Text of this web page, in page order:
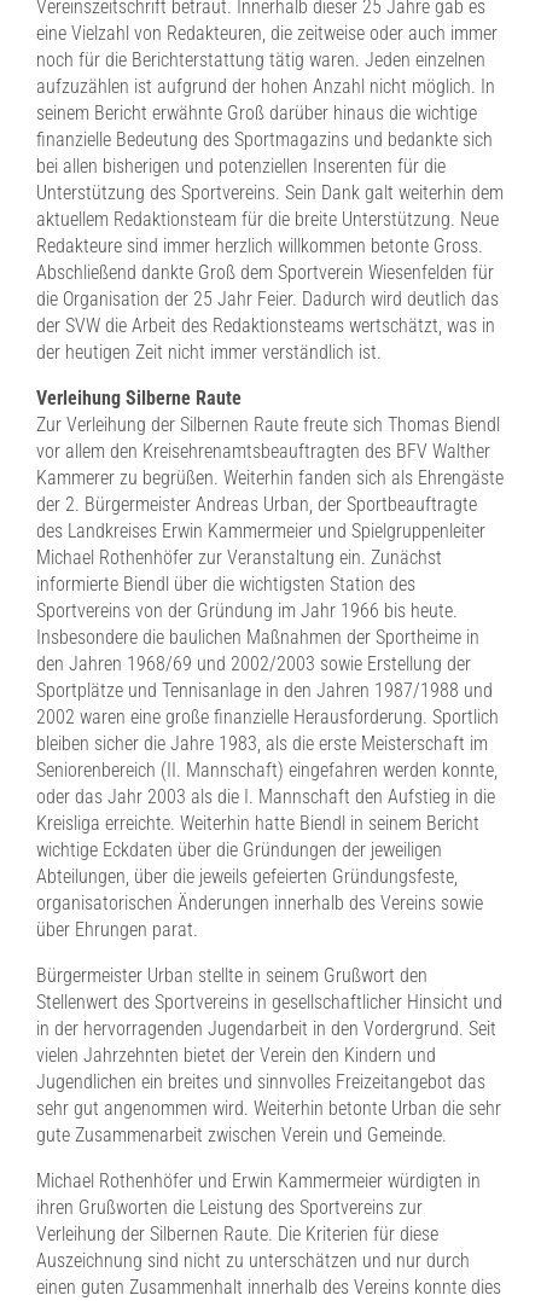
Vereinszeitschrift betraut. Innerhalb dieser 25 Jahre gab es
eine Vielzahl von Redakteuren, die zeitweise oder auch immer
noch für die Berichterstattung tätig waren. Jeden einzelnen
aufzuzählen ist aufgrund der hohen Anzahl nicht möglich. In
seinem Bericht erwähnte Groß darüber hinaus die wichtige
finanzielle Bedeutung des Sportmagazins und bedankte sich
bei allen bisherigen und potenziellen Inserenten für die
Unterstützung des Sportvereins. Sein Dank galt weiterhin dem
aktuellem Redaktionsteam für die breite Unterstützung. Neue
Redakteure sind immer herzlich willkommen betonte Gross.
Abschließend dankte Groß dem Sportverein Wiesenfelden für
die Organisation der 25 Jahr Feier. Dadurch wird deutlich das
der SVW die Arbeit des Redaktionsteams wertschätzt, was in
der heutigen Zeit nicht immer verständlich ist.
Verleihung Silberne Raute
Zur Verleihung der Silbernen Raute freute sich Thomas Biendl
vor allem den Kreisehrenamtsbeauftragten des BFV Walther
Kammerer zu begrüßen. Weiterhin fanden sich als Ehrengäste
der 2. Bürgermeister Andreas Urban, der Sportbeauftragte
des Landkreises Erwin Kammermeier und Spielgruppenleiter
Michael Rothenhöfer zur Veranstaltung ein. Zunächst
informierte Biendl über die wichtigsten Station des
Sportvereins von der Gründung im Jahr 1966 bis heute.
Insbesondere die baulichen Maßnahmen der Sportheime in
den Jahren 1968/69 und 2002/2003 sowie Erstellung der
Sportplätze und Tennisanlage in den Jahren 1987/1988 und
2002 waren eine große finanzielle Herausforderung. Sportlich
bleiben sicher die Jahre 1983, als die erste Meisterschaft im
Seniorenbereich (II. Mannschaft) eingefahren werden konnte,
oder das Jahr 2003 als die I. Mannschaft den Aufstieg in die
Kreisliga erreichte. Weiterhin hatte Biendl in seinem Bericht
wichtige Eckdaten über die Gründungen der jeweiligen
Abteilungen, über die jeweils gefeierten Gründungsfeste,
organisatorischen Änderungen innerhalb des Vereins sowie
über Ehrungen parat.
Bürgermeister Urban stellte in seinem Grußwort den
Stellenwert des Sportvereins in gesellschaftlicher Hinsicht und
in der hervorragenden Jugendarbeit in den Vordergrund. Seit
vielen Jahrzehnten bietet der Verein den Kindern und
Jugendlichen ein breites und sinnvolles Freizeitangebot das
sehr gut angenommen wird. Weiterhin betonte Urban die sehr
gute Zusammenarbeit zwischen Verein und Gemeinde.
Michael Rothenhöfer und Erwin Kammermeier würdigten in
ihren Grußworten die Leistung des Sportvereins zur
Verleihung der Silbernen Raute. Die Kriterien für diese
Auszeichnung sind nicht zu unterschätzen und nur durch
einen guten Zusammenhalt innerhalb des Vereins konnte dies